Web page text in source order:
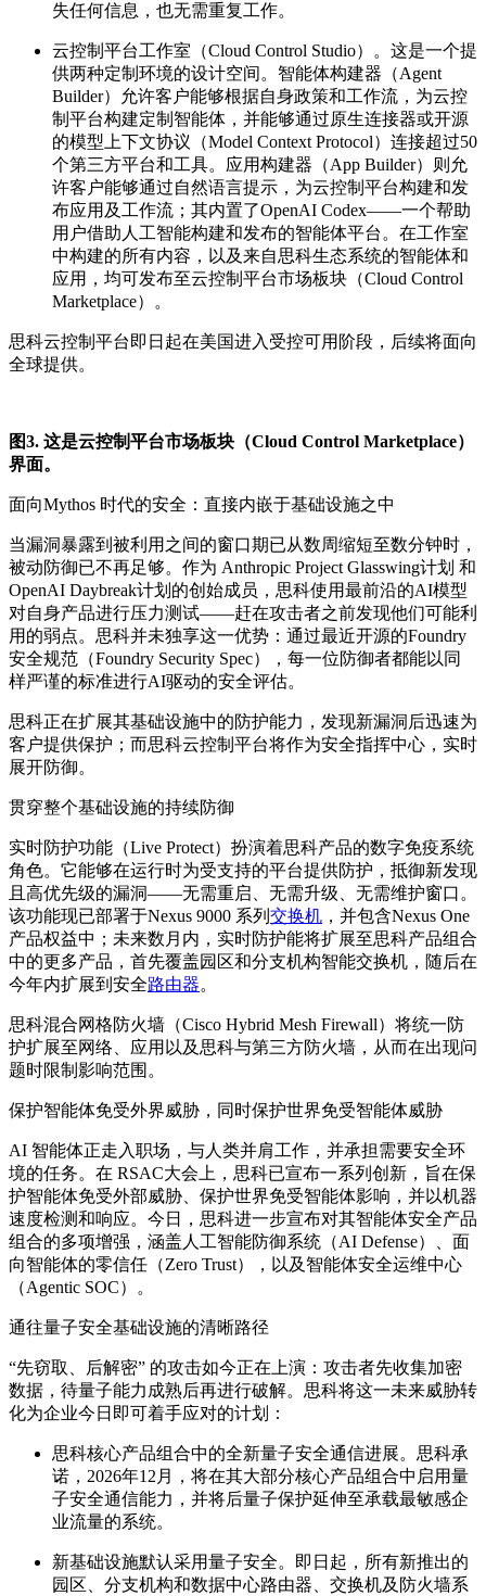
失任何信息，也无需重复工作。
云控制平台工作室 （Cloud Control Studio）
。这是一个提
供两种定制环境的设计空间。 智能体构建器 （Agent
Builder）
允许客户能够根据自身政策和工作流，为云控
制平台构建定制智能体，并能够通过原生连接器或开源
的模型上下文协议（Model Context Protocol） 连接超过50
个第三方平台和工具。 应用构建器 （App Builder）
则允
许客户能够通过自然语言提示，为云控制平台构建和发
布应用及工作流；其内置了OpenAI Codex——一个帮助
用户借助人工智能构建和发布的智能体平台。在工作室
中构建的所有内容，以及来自思科生态系统的智能体和
应用，均可发布至云控制平台市场板块（Cloud Control
Marketplace） 。
思科云控制平台即日起在美国进入 受控可用阶段，后续将面向
全球提供。
图3. 这是云控制平台市场板块（Cloud Control Marketplace）
界面。
面向Mythos 时代的安全 ：直接内嵌于基础设施之中
当漏洞暴露到被利用之间的窗口期已从数周缩短至数分钟时，
被动防御已不再足够。 作为 Anthropic Project Glasswing计划 和
OpenAI Daybreak计划的创始成员，思科使用最前沿的AI模型
对自身产品进行压力测试——赶在攻击者之前发现他们可能利
用的弱点。思科并未独享这一优势 ：通过最近开源的Foundry
安全规范 （Foundry Security Spec），每一位防御者都能以 同
样严谨的标准进行AI驱动的安全评估。
思科正在扩展其基础设施中的防护能力，发现新漏洞后迅速为
客户提供保护； 而思科云控制平台将作为安全指挥中心，实时
展开防御。
贯穿整个基础设施的持续防御
实时防护功能 （Live Protect） 扮演着思科产品的数字免疫系统
角色。它能够在运行时为受支持的平台提供防护，抵御新发现
且高优先级的漏洞——无需重启、无需升级、无需维护窗口。
该功能现已部署于Nexus 9000 系列 交换机 ，并包含Nexus One
产品权益中； 未来数月内， 实时防护能将扩展至思科产品组合
中的更多产品，首先覆盖园区和分支机构智能交换机，随后在
今年内扩展到 安全路由器。
思科混合网格防火墙（Cisco Hybrid Mesh Firewall） 将统一防
护扩展至网络、应用以及思科与第三方防火墙，从而在出现问
题时限制影响范围 。
保护智能体免受外界威胁， 同时保护世界免受智能体威胁
AI 智能体正走入职场 ，与人类并肩工作，并承担需要安全环
境的任务。在 RSAC大会 上，思科已宣布一系列创新， 旨在保
护智能体免受外部威胁、保护世界免受智能体影响，并以机器
速度检测和响应。今日，思科进一步宣布对其智能体安全产品
组合的多项增强 ， 涵盖 人工智能防御系统（AI Defense）
、面
向智能体的零信任 （Zero Trust），以及 智能体安全运维中心
（Agentic SOC）
。
通往量子安全基础设施的清晰路径
“先窃取 、后解密” 的攻击如今正在上演： 攻击者先收集加密
数据，待量子能力成熟后再进行破解。思科将这一未来威胁转
化为企业今日即可着手应对的计划：
思科核心产品组合中的全新量子安全通信进展。思科承
诺 ， 2026年12月， 将在其大部分核心产品组合中启用量
子安全通信能力 ，并将后量子保护延伸至承载最敏感企
业流量的系统。
新基础设施默认采用量子安全。 即 日起， 所有新推出的
园区、分支机构和数据中心路由器、交换机及防火墙系